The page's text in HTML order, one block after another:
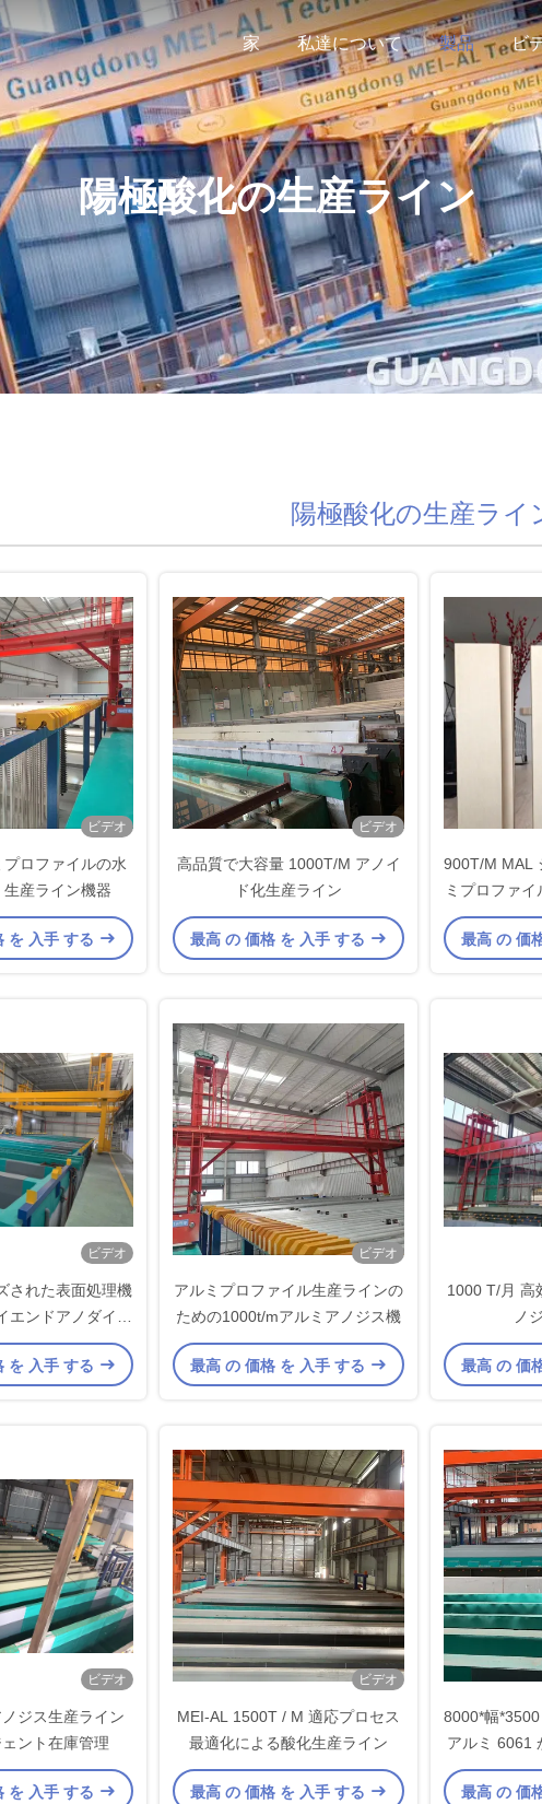
家 私達について 製品 ビ
陽極酸化の生産ライン
陽極酸化の生産ライ
ビデオ
ロファイルの水
産ライン機器
を 入手 する
ビデオ
高品質で大容量 1000T/M アノイ
ド化生産ライン
最高 の 価格 を 入手 する
900T/M MAL
ミプロファ
最高 の 価
ビデオ
された表面処理機
エンドアノダイス
産ライン
を 入手 する
ビデオ
アルミプロファイル生産ラインの
ための1000t/mアルミアノジス機
最高 の 価格 を 入手 する
1000 T/月 高
ノ
最高 の 価
ビデオ
ジス生産ライン
ント在庫管理
を 入手 する
ビデオ
MEI-AL 1500T / M 適応プロセス
最適化による酸化生産ライン
最高 の 価格 を 入手 する
8000*幅
アルミ 6061
ジス
最高 の 価